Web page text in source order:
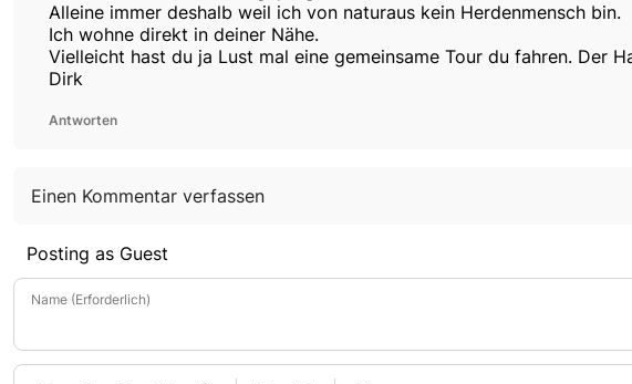
Alleine immer deshalb weil ich von naturaus kein Herdenmensch bin.
Ich wohne direkt in deiner Nähe.
Vielleicht hast du ja Lust mal eine gemeinsame Tour du fahren. Der
Dirk
Antworten
Einen Kommentar verfassen
Posting as Guest
Name (Erforderlich)